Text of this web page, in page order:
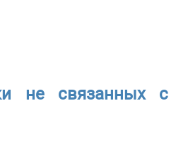
не связанных с